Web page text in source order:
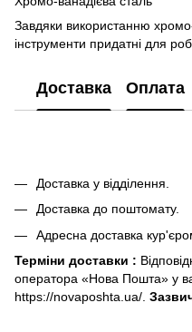
Завдяки використанню хромо-
інструменти придатні для
Доставка Оплата
Доставка у відділення.
Доставка до поштомату.
Адресна доставка
Терміни доставки :
оператора «Нова Пошта» у
https://novaposhta.ua/.